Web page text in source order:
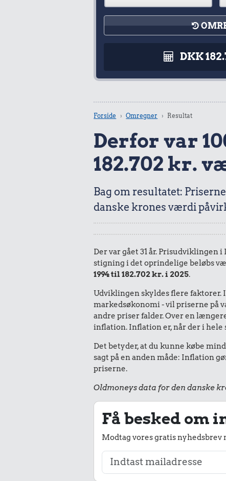
DKK
Forside Omregner Resultat
Derfor var
182.702 kr.
Bag om resultatet:
danske krones værdi
Der var gået 31 år. Prisudviklingen
stigning i det oprindelige beløbs
1994 til 182.702 kr. i 2025.
Udviklingen skyldes flere faktorer.
markedsøkonomi - vil priserne på
andre priser falder. Over en
inflation. Inflation er, når der i
Det betyder, at du kunne købe
sagt på en anden måde: Inflation
priserne.
Oldmoneys data for den danske
Få besked om
Modtag vores gratis